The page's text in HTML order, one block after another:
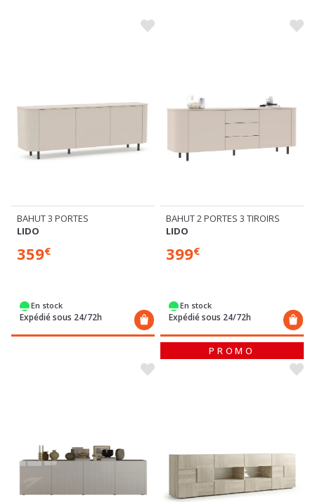
BAHUT 3 PORTES
LIDO
359€
En stock
Expédié sous 24/72h
BAHUT 2 PORTES 3 TIROIRS
LIDO
399€
En stock
Expédié sous 24/72h
PROMO